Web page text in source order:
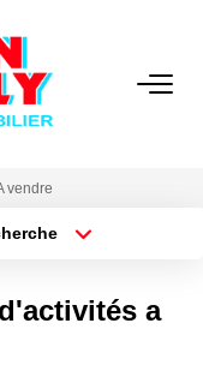
vendre
a